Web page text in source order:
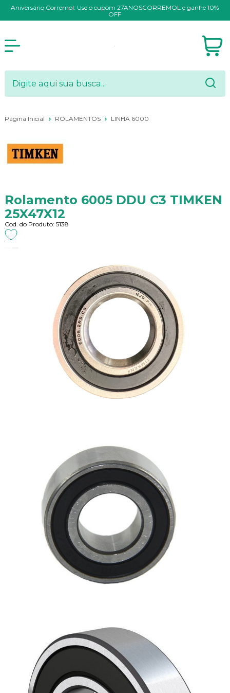
Aniversário Corremol: Use o cupom 27ANOSCORREMOL e ganhe 10%
OFF
Página Inicial ROLAMENTOS LINHA 6000
Rolamento 6005 DDU C3 TIMKEN
25X47X12
Cod. do Produto: 5138